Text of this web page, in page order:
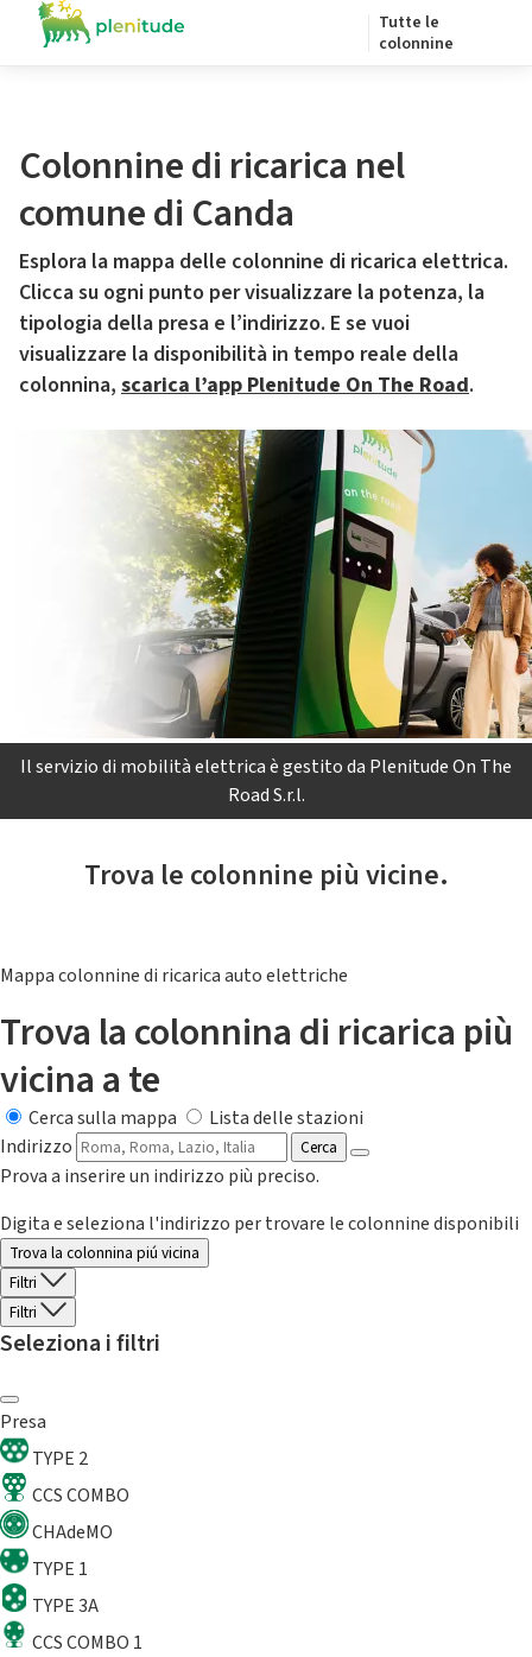
Tutte le
colonnine
Colonnine di ricarica nel
comune di Canda
Esplora la mappa delle colonnine di ricarica elettrica.
Clicca su ogni punto per visualizzare la potenza, la
tipologia della presa e l’indirizzo. E se vuoi
visualizzare la disponibilità in tempo reale della
colonnina, scarica l’app Plenitude On The Road.
Il servizio di mobilità elettrica è gestito da Plenitude On The
Road S.r.l.
Trova le colonnine più vicine.
Mappa colonnine di ricarica auto elettriche
Trova la colonnina di ricarica più
vicina a te
Cerca sulla mappa
Lista delle stazioni
Indirizzo
Cerca
Prova a inserire un indirizzo più preciso.
Digita e seleziona l'indirizzo per trovare le colonnine disponibili
Trova la colonnina piú vicina
Filtri
Filtri
Seleziona i filtri
Presa
TYPE 2
CCS COMBO
CHAdeMO
TYPE 1
TYPE 3A
CCS COMBO 1